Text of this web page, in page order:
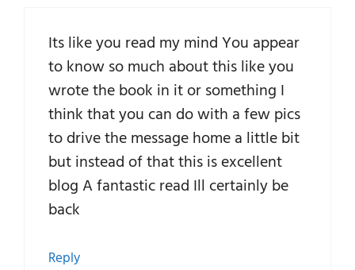
Its like you read my mind You appear
to know so much about this like you
wrote the book in it or something I
think that you can do with a few pics
to drive the message home a little bit
but instead of that this is excellent
blog A fantastic read Ill certainly be
back
Reply